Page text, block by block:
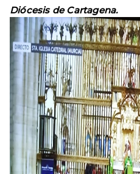
Diócesis de Cartagena.